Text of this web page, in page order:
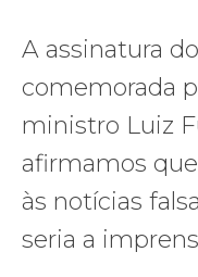
A assinatura
comemorada
ministro Luiz
afirmamos
às notícias
seria a